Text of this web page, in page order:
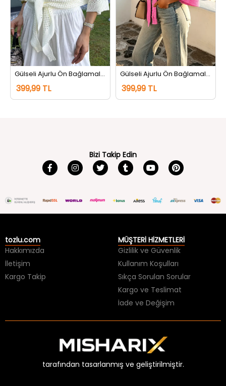
Gülseli Ajurlu Ön Bağlamalı Triko Hırka Krem
399,99 TL
Gülseli Ajurlu Ön Bağlamalı Triko Hırka Pembe
399,99 TL
Bizi Takip Edin
tozlu.com
Hakkımızda
İletişim
Kargo Takip
MÜŞTERİ HİZMETLERİ
Gizlilik ve Güvenlik
Kullanım Koşulları
Sıkça Sorulan Sorular
Kargo ve Teslimat
İade ve Değişim
tarafından tasarlanmış ve geliştirilmiştir.